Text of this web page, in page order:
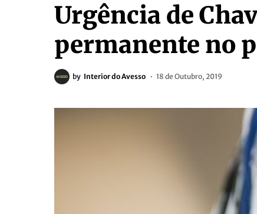
Urgência de
permanente no
by Interior do Avesso 18 de Outubro, 2019